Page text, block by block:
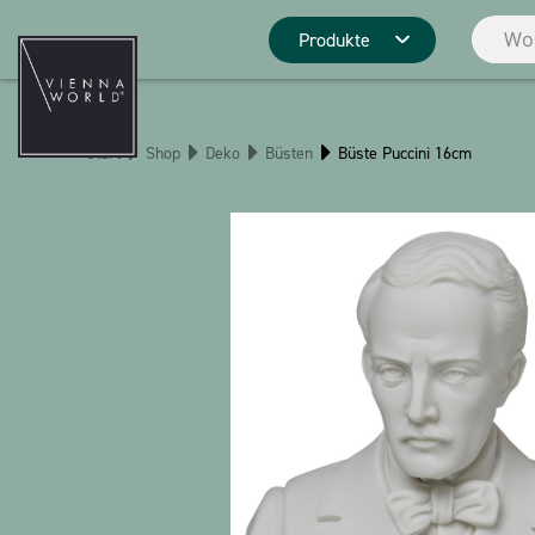
Produkte
Produktgruppen
Deko
Pins
Schreibwaren
Weihnachten
Stringlies
Start Shop Deko Büsten Büste Puccini 16cm